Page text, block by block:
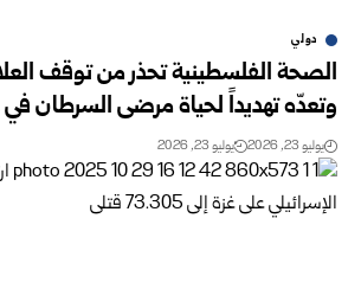
دولي
الصحة الفلسطينية تحذر من توقف
وتعدّه تهديداً لحياة مرضى السرطان في
يوليو 23, 2026 يوليو 23, 2026